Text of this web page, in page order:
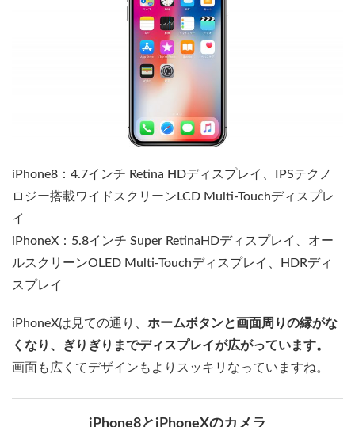
iPhone8：4.7インチ Retina HDディスプレイ、IPSテクノ
ロジー搭載ワイドスクリーンLCD Multi‑Touchディスプレ
イ
iPhoneX：5.8インチ Super RetinaHDディスプレイ、オー
ルスクリーンOLED Multi-Touchディスプレイ、HDRディ
スプレイ
iPhoneXは見ての通り、 ホームボタンと画面周りの縁がな
くなり、ぎりぎりまでディスプレイが広がっています。
画面も広くてデザインもよりスッキリなっていますね。
iPhone8とiPhoneXのカメラ